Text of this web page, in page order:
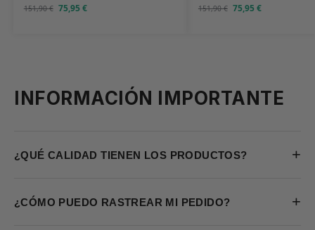
151,90€ 75,95€ 151,90€ 75,95€
INFORMACIÓN IMPORTANTE
¿QUÉ CALIDAD TIENEN LOS PRODUCTOS? +
¿CÓMO PUEDO RASTREAR MI PEDIDO? +